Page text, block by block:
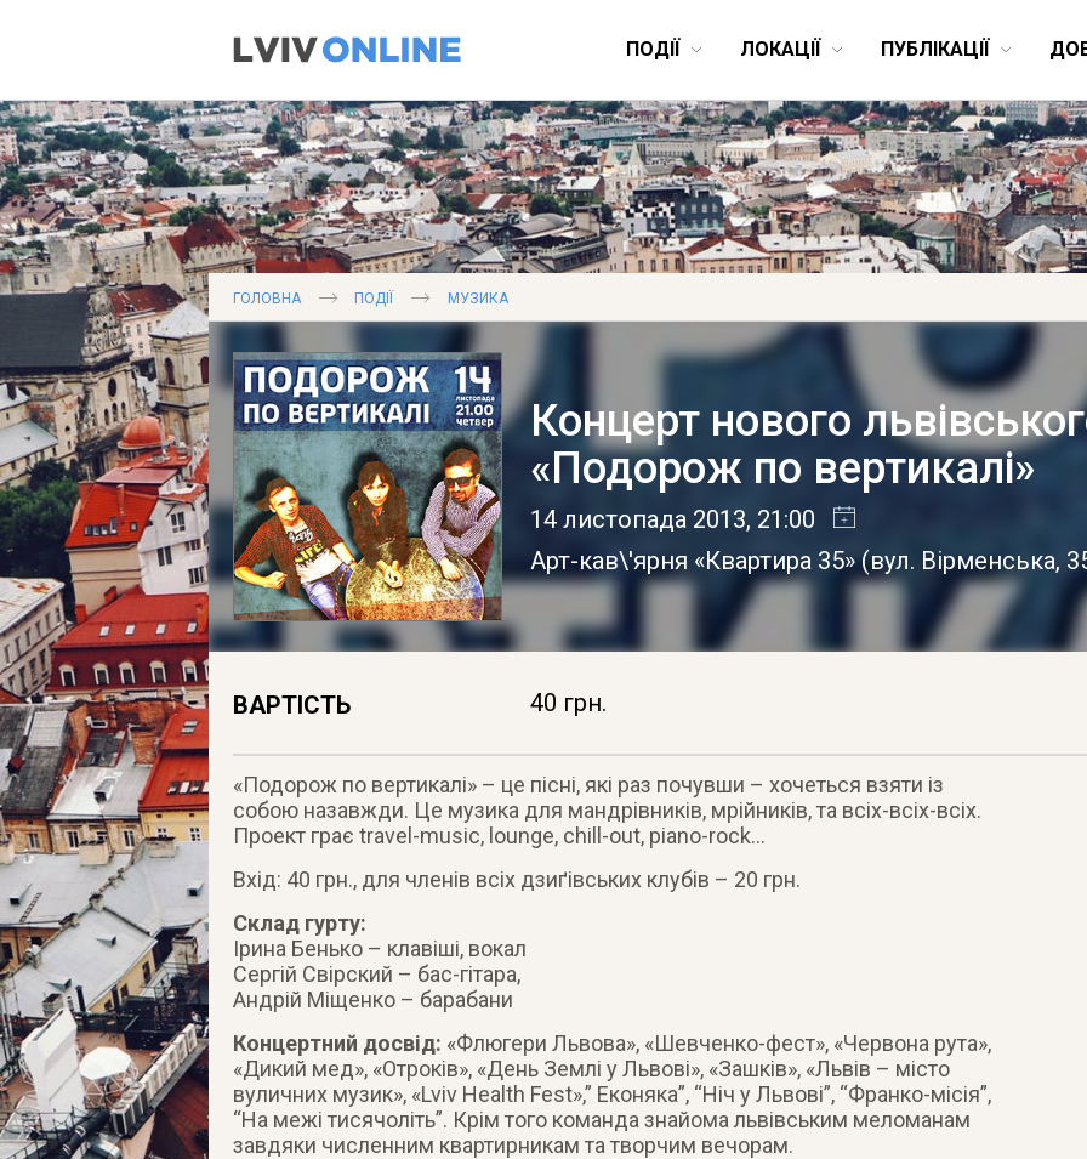
ПОДІЇ ЛОКАЦІЇ ПУБЛІКАЦІЇ
ГОЛОВНА ПОДІЇ МУЗИКА
Концерт нового
«Подорож по вертикалі»
14 листопада 2013, 21:00
Арт-кав\'ярня «Квартира 35» (вул. Вірменська,
ВАРТІСТЬ 40 грн.
«Подорож по вертикалі» – це пісні, які раз почувши – хочеться взяти із
собою назавжди. Це музика для мандрівників, мрійників, та всіх-всіх-всіх.
Проект грає travel-music, lounge, chill-out, piano-rock…
Вхід: 40 грн., для членів всіх дзиґівських клубів – 20 грн.
Склад гурту:
Ірина Бенько – клавіші, вокал
Сергій Свірский – бас-гітара,
Андрій Міщенко – барабани
Концертний досвід: «Флюгери Львова», «Шевченко-фест», «Червона рута»,
«Дикий мед», «Отроків», «День Землі у Львові», «Зашків», «Львів – місто
вуличних музик», «Lviv Health Fest»,” Еконяка”, “Ніч у Львові”, “Франко-місія”,
“На межі тисячоліть”. Крім того команда знайома львівським меломанам
завдяки численним квартирникам та творчим вечорам.